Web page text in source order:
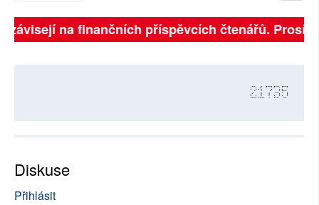
na finančních příspěvcích čtenářů.
21735
Diskuse
Přihlásit